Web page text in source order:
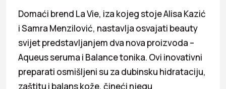
Domaći brend La Vie, iza kojeg stoje Alisa Kazić
i Samra Menzilović, nastavlja osvajati beauty
svijet predstavljanjem dva nova proizvoda –
Aqueus seruma i Balance tonika. Ovi inovativni
preparati osmišljeni su za dubinsku hidrataciju,
zaštitu i balans kože, čineći njegu